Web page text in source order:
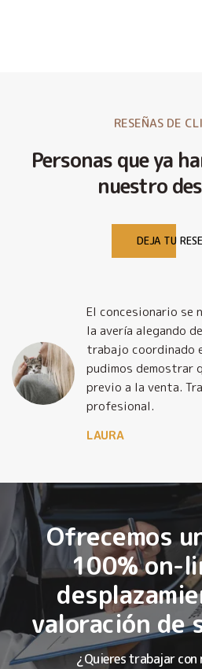
RESEÑAS DE
Personas que ya
nuestro
DEJA TU
El concesionario se
la avería alegando
trabajo coordinado
pudimos demostrar
previo a la venta.
profesional.
LAURA
Ofrecemos
100% on-
valoración de
¿Quieres trabajar con